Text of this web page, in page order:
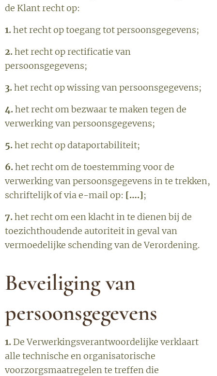
de Klant recht op:
1. het recht op toegang tot persoonsgegevens;
2. het recht op rectificatie van
persoonsgegevens;
3. het recht op wissing van persoonsgegevens;
4. het recht om bezwaar te maken tegen de
verwerking van persoonsgegevens;
5. het recht op dataportabiliteit;
6. het recht om de toestemming voor de
verwerking van persoonsgegevens in te trekken,
schriftelijk of via e-mail op: [….];
7. het recht om een klacht in te dienen bij de
toezichthoudende autoriteit in geval van
vermoedelijke schending van de Verordening.
Beveiliging van
persoonsgegevens
1. De Verwerkingsverantwoordelijke verklaart
alle technische en organisatorische
voorzorgsmaatregelen te treffen die